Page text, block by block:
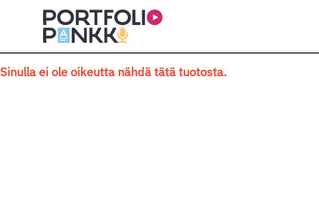
Siirry sisältöön
Sinulla ei ole oikeutta nähdä tätä tuotosta.